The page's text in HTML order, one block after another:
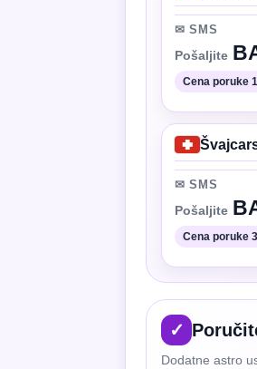
✉ SMS
Pošaljite
Cena poruke
✉ SMS
Pošaljite
Cena poruke
✓
Dodatne astro